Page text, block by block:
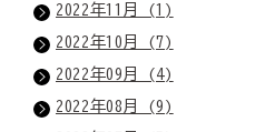
2022年11月 (1)
2022年10月 (7)
2022年09月 (4)
2022年08月 (9)